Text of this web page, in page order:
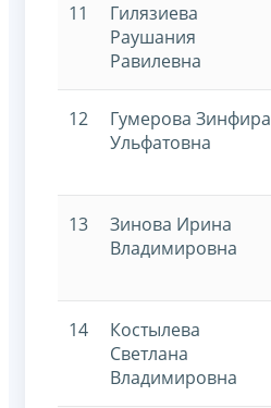
11
Гилязиева
Раушания
Равилевна
12
Гумерова Зинфира
Ульфатовна
13
Зинова Ирина
Владимировна
14
Костылева
Светлана
Владимировна